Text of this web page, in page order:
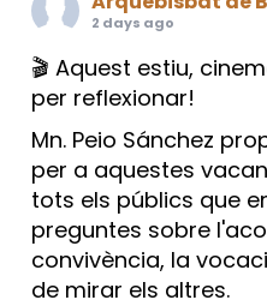
2 days ago
🎬 Aquest estiu,
per reflexionar!
Mn. Peio Sánchez
per a aquestes
tots els públics que
preguntes sobre
convivència, la
de mirar els altres.